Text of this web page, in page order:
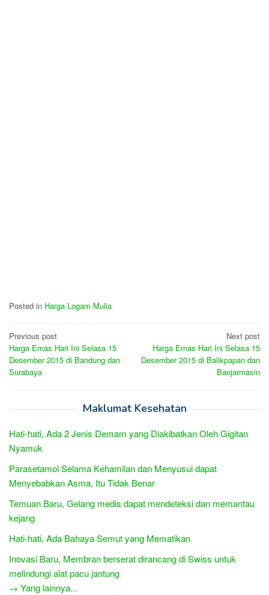
Posted in Harga Logam Mulia
Post
navigation
Previous post
Harga Emas Hari Ini Selasa 15
Desember 2015 di Bandung dan
Surabaya
Next post
Harga Emas Hari Ini Selasa 15
Desember 2015 di Balikpapan dan
Banjarmasin
Maklumat Kesehatan
Hati-hati, Ada 2 Jenis Demam yang Diakibatkan Oleh Gigitan
Nyamuk
Parasetamol Selama Kehamilan dan Menyusui dapat
Menyebabkan Asma, Itu Tidak Benar
Temuan Baru, Gelang medis dapat mendeteksi dan memantau
kejang
Hati-hati, Ada Bahaya Semut yang Mematikan
Inovasi Baru, Membran berserat dirancang di Swiss untuk
melindungi alat pacu jantung
→ Yang lainnya...